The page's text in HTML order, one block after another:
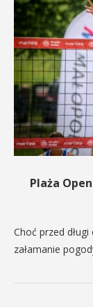
Plaża
Choć przed
załamanie